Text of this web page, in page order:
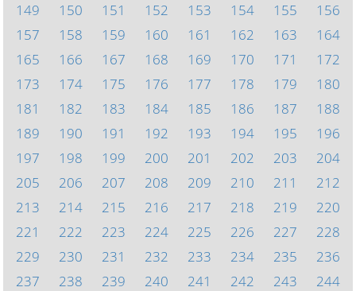
149
150 151 152 153 154 155
156
157
158 159 160 161 162 163
164
165
166 167 168 169 170 171
172
173
174 175 176 177 178 179
180
181
182 183 184 185 186 187
188
189
190 191 192 193 194 195
196
197
198 199 200 201 202 203
204
205
206 207 208 209 210 211
212
213
214 215 216 217 218 219
220
221
222 223 224 225 226 227
228
229
230 231 232 233 234 235
236
237
238 239 240 241 242 243
244